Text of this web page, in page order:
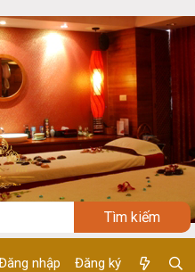
nhập Đăng ký